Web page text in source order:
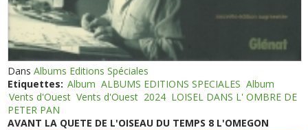
DansAlbums Editions Spéciales
Etiquettes: Album ALBUMS EDITIONS SPECIALES Album
Vents d'Ouest Vents d'Ouest 2024 LOISEL DANS L' OMBRE DE
PETER PAN
AVANT LA QUETE DE L'OISEAU DU TEMPS 8 L'OMEGON